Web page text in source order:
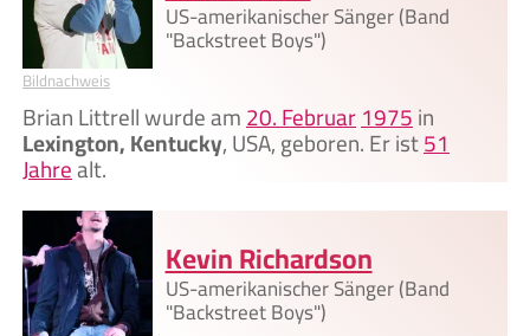
Bildnachweis
US-amerikanischer Sänger (Band
"Backstreet Boys")
Brian Littrell wurde am20. Februar1975in
Lexington, Kentucky, USA, geboren. Er ist51
Jahrealt.
Kevin Richardson
US-amerikanischer Sänger (Band
"Backstreet Boys")